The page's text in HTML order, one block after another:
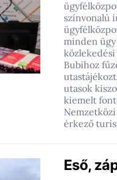
színvonalú
minden
Bubihoz
utasok
kiemelt
érkező
Eső,